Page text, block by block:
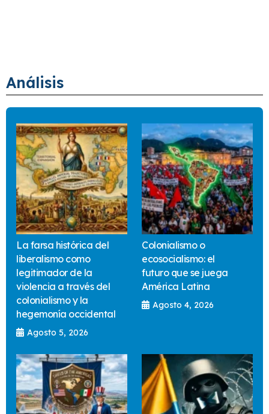
Análisis
La farsa histórica del
liberalismo como
legitimador de la
violencia a través del
colonialismo y la
hegemonía occidental
Agosto 5, 2026
Colonialismo o
ecosocialismo: el
futuro que se juega
América Latina
Agosto 4, 2026